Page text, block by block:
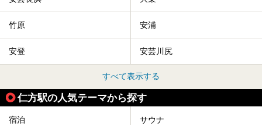
竹原 安浦
安登 安芸川尻
すべて表示する
仁方駅の人気テーマから探す
宿泊 サウナ